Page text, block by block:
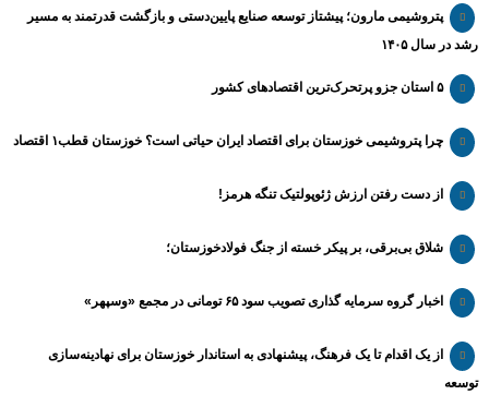
پتروشیمی مارون؛ پیشتاز توسعه صنایع پایین‌دستی و بازگشت قدرتمند به مسیر
رشد در سال ۱۴۰۵
۵ استان جزو پرتحرک‌ترین اقتصاد‌های کشور
چرا پتروشیمی خوزستان برای اقتصاد ایران حیاتی است؟ خوزستان قطب۱ اقتصاد
از دست رفتن ارزش ژئوپولتیک تنگه هرمز!
شلاق‌ بی‌برقی، بر پیکر خسته‌ از جنگ فولادخوزستان؛
اخبار گروه سرمایه گذاری تصویب سود ۶۵ تومانی در مجمع «وسپهر»
از یک اقدام تا یک فرهنگ، پیشنهادی به استاندار خوزستان برای نهادینه‌سازی
توسعه